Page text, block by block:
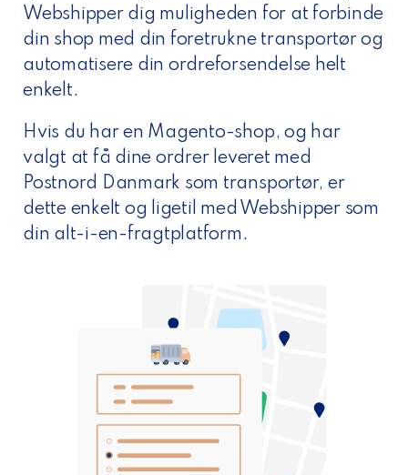
Webshipper dig muligheden for at forbinde
din shop med din foretrukne transportør og
automatisere din ordreforsendelse helt
enkelt.
Hvis du har en Magento-shop, og har
valgt at få dine ordrer leveret med
Postnord Danmark som transportør, er
dette enkelt og ligetil med Webshipper som
din alt-i-en-fragtplatform.